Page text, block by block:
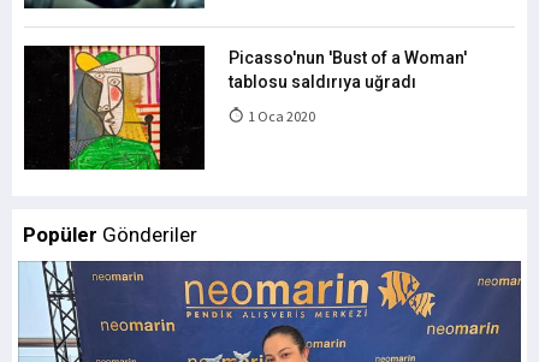
Picasso'nun 'Bust of a Woman'
tablosu saldırıya uğradı
1 Oca 2020
Popüler Gönderiler